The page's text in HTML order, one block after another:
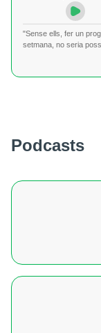
"Sense ells, fer un
setmana, no seria
Podcasts